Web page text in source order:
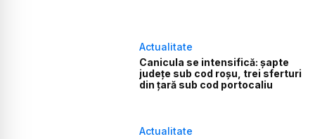
Actualitate
Canicula se intensifică: șapte
județe sub cod roșu, trei sferturi
din țară sub cod portocaliu
Actualitate